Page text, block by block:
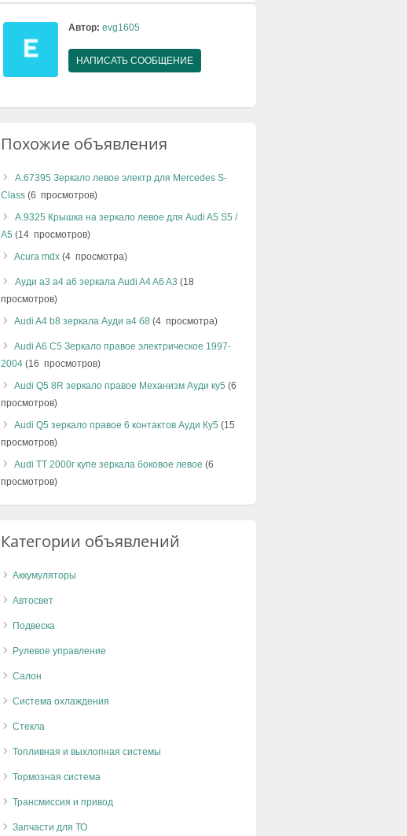
Автор: evg1605
НАПИСАТЬ СООБЩЕНИЕ
Похожие объявления
А.67395 Зеркало левое электр для Mercedes S-
Class (6 просмотров)
А.9325 Крышка на зеркало левое для Audi A5 S5 /
A5 (14 просмотров)
Acura mdx (4 просмотра)
Ауди а3 а4 а6 зеркала Audi A4 A6 A3 (18
просмотров)
Audi A4 b8 зеркала Ауди а4 б8 (4 просмотра)
Audi A6 C5 Зеркало правое электрическое 1997-
2004 (16 просмотров)
Audi Q5 8R зеркало правое Механизм Ауди ку5 (6
просмотров)
Audi Q5 зеркало правое 6 контактов Ауди Ку5 (15
просмотров)
Audi TT 2000г купе зеркала боковое левое (6
просмотров)
Категории объявлений
Аккумуляторы
Автосвет
Подвеска
Рулевое управление
Салон
Система охлаждения
Стекла
Топливная и выхлопная системы
Тормозная система
Трансмиссия и привод
Запчасти для ТО